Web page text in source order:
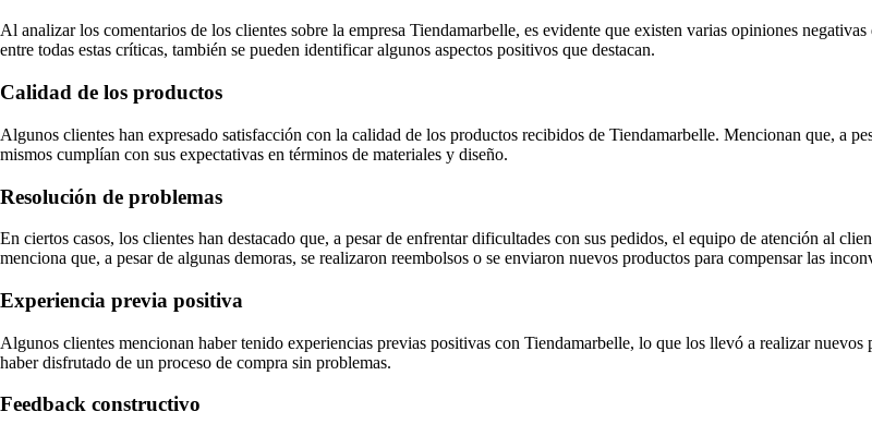
Al analizar los comentarios de los clientes sobre la empresa Tiendamarbelle, es evidente que existen varias opiniones
entre todas estas críticas, también se pueden identificar algunos aspectos positivos que destacan.
Calidad de los productos
Algunos clientes han expresado satisfacción con la calidad de los productos recibidos de Tiendamarbelle. Mencionan que, a
mismos cumplían con sus expectativas en términos de materiales y diseño.
Resolución de problemas
En ciertos casos, los clientes han destacado que, a pesar de enfrentar dificultades con sus pedidos, el equipo de atención al
menciona que, a pesar de algunas demoras, se realizaron reembolsos o se enviaron nuevos productos para compensar las
Experiencia previa positiva
Algunos clientes mencionan haber tenido experiencias previas positivas con Tiendamarbelle, lo que los llevó a realizar
haber disfrutado de un proceso de compra sin problemas.
Feedback constructivo